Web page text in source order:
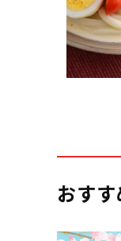
おす